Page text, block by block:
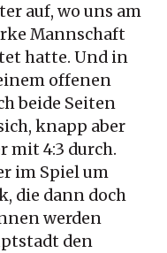
auf, wo uns am
Mannschaft
hatte. Und in
offenen
beide Seiten
knapp aber
mit 4:3 durch.
im Spiel um
die dann doch
werden
den